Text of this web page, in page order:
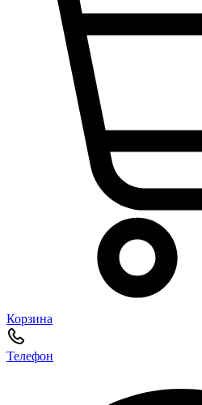
Корзина
Телефон